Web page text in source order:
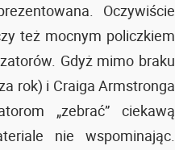
Oczywiście
też mocnym policzkiem
Gdyż mimo braku
rok) i Craiga Armstronga
„zebrać” ciekawą
nie wspominając.